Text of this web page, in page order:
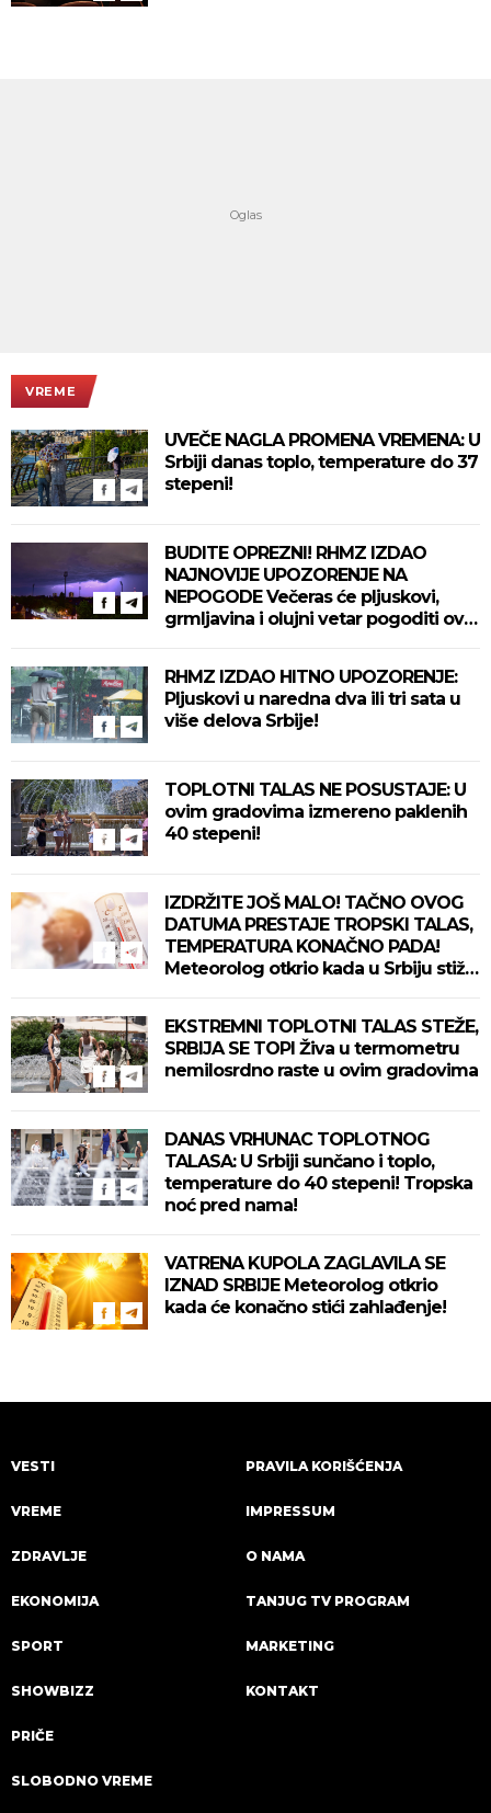
VREME
UVEČE NAGLA PROMENA VREMENA: U
Srbiji danas toplo, temperature do 37
stepeni!
BUDITE OPREZNI! RHMZ IZDAO
NAJNOVIJE UPOZORENJE NA
NEPOGODE Večeras će pljuskovi,
grmljavina i olujni vetar pogoditi ove
RHMZ IZDAO HITNO UPOZORENJE:
Pljuskovi u naredna dva ili tri sata u
više delova Srbije!
TOPLOTNI TALAS NE POSUSTAJE: U
ovim gradovima izmereno paklenih
40 stepeni!
IZDRŽITE JOŠ MALO! TAČNO OVOG
DATUMA PRESTAJE TROPSKI TALAS,
TEMPERATURA KONAČNO PADA!
Meteorolog otkrio kada u Srbiju stiže
EKSTREMNI TOPLOTNI TALAS STEŽE,
SRBIJA SE TOPI Živa u termometru
nemilosrdno raste u ovim gradovima
DANAS VRHUNAC TOPLOTNOG
TALASA: U Srbiji sunčano i toplo,
temperature do 40 stepeni! Tropska
noć pred nama!
VATRENA KUPOLA ZAGLAVILA SE
IZNAD SRBIJE Meteorolog otkrio
kada će konačno stići zahlađenje!
VESTI
VREME
ZDRAVLJE
EKONOMIJA
SPORT
SHOWBIZZ
PRIČE
SLOBODNO VREME
PRAVILA KORIŠĆENJA
IMPRESSUM
O NAMA
TANJUG TV PROGRAM
MARKETING
KONTAKT